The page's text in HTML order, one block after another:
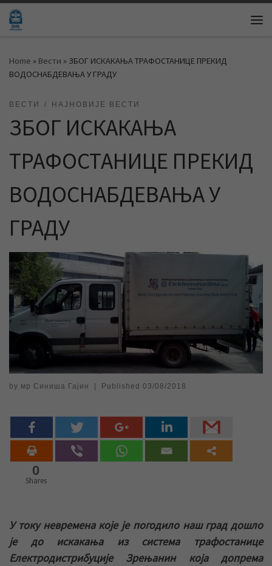
Skip to content
Home » Вести » ЗБОГ ИСКАКАЊА ТРАФОСТАНИЦЕ ПРЕКИД
ВОДОСНАБДЕВАЊА У ГРАДУ
ВЕСТИ НАЈНОВИЈЕ ВЕСТИ
ЗБОГ ИСКАКАЊА
ТРАФОСТАНИЦЕ ПРЕКИД
ВОДОСНАБДЕВАЊА У
ГРАДУ
by мр Синиша Гајин Published 03/08/2018
0
Shares
У току невремена које је погодило наш град дошло
је до искакања из система трафостанице
Електродистрибуције Зрењанин која допрема